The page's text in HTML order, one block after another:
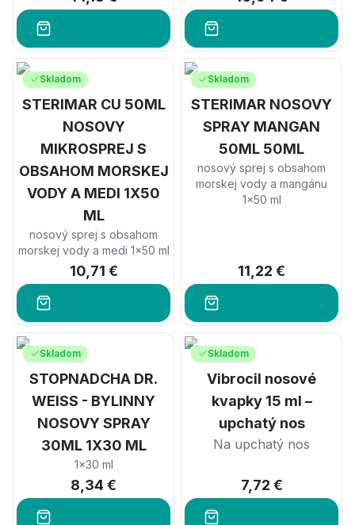
Skladom
STERIMAR CU 50ML
NOSOVY
MIKROSPREJ S
OBSAHOM MORSKEJ
VODY A MEDI 1X50
ML
nosový sprej s obsahom
morskej vody a medi 1x50 ml
10,71 €
Skladom
STERIMAR NOSOVY
SPRAY MANGAN
50ML 50ML
nosový sprej s obsahom
morskej vody a mangánu
1x50 ml
11,22 €
Skladom
STOPNADCHA DR.
WEISS - BYLINNY
NOSOVY SPRAY
30ML 1X30 ML
1x30 ml
8,34 €
Skladom
Vibrocil nosové
kvapky 15 ml –
upchatý nos
Na upchatý nos
7,72 €